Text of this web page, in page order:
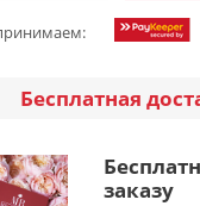
Бесплатная
заказу